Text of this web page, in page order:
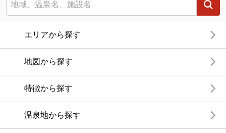
エリアから探す
地図から探す
特徴から探す
温泉地から探す